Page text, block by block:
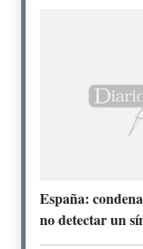
España:
no detectar un